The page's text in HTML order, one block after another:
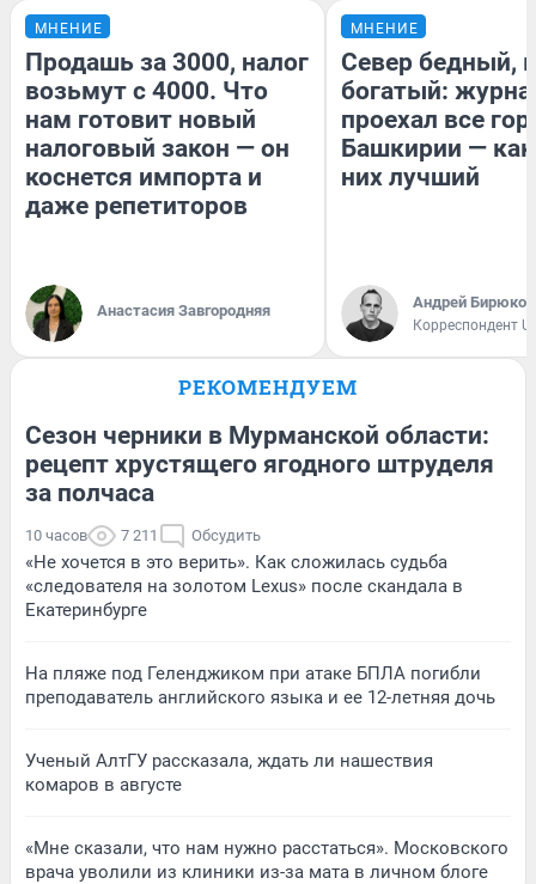
МНЕНИЕ
Продашь за 3000, налог
возьмут с 4000. Что
нам готовит новый
налоговый закон — он
коснется импорта и
даже репетиторов
Анастасия Завгородняя
МНЕНИЕ
Север бедный,
богатый:
проехал все
Башкирии —
них лучший
Андрей Бирюков
Корреспондент
РЕКОМЕНДУЕМ
Сезон черники в Мурманской области:
рецепт хрустящего ягодного штруделя
за полчаса
10 часов 7 211 Обсудить
«Не хочется в это верить». Как сложилась судьба
«следователя на золотом Lexus» после скандала в
Екатеринбурге
На пляже под Геленджиком при атаке БПЛА погибли
преподаватель английского языка и ее 12-летняя дочь
Ученый АлтГУ рассказала, ждать ли нашествия
комаров в августе
«Мне сказали, что нам нужно расстаться». Московского
врача уволили из клиники из-за мата в личном блоге